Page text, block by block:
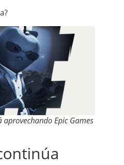
aprovechando Epic Games